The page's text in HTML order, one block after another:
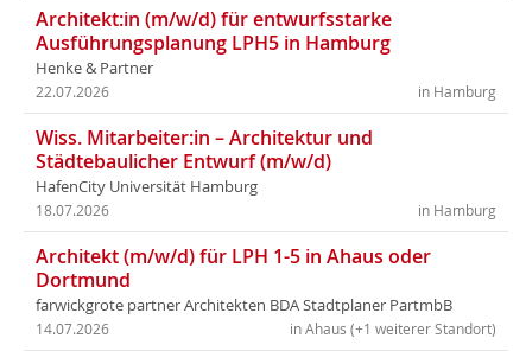
Architekt:in (m/w/d) für entwurfsstarke
Ausführungsplanung LPH5 in Hamburg
Henke & Partner
in Hamburg
22.07.2026
Wiss. Mitarbeiter:in – Architektur und
Städtebaulicher Entwurf (m/w/d)
HafenCity Universität Hamburg
in Hamburg
18.07.2026
Architekt (m/w/d) für LPH 1-5 in Ahaus oder
Dortmund
farwickgrote partner Architekten BDA Stadtplaner PartmbB
in Ahaus (+1 weiterer Standort)
14.07.2026